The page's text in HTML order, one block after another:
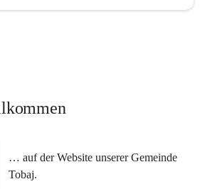
… auf der Website unserer Gemeinde
Tobaj.